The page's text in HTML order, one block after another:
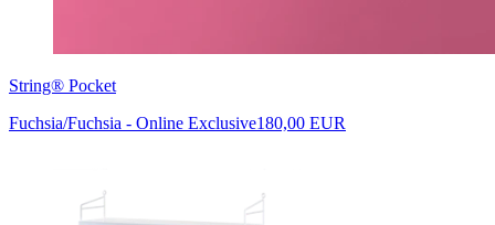
String® Pocket
Fuchsia/Fuchsia - Online Exclusive180,00 EUR